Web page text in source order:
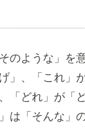
のような」を
」、「これ」
「どれ」が「
は「そんな」